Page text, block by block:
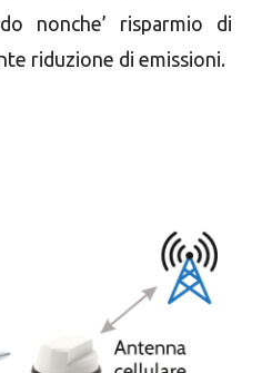
nonche’ risparmio di
riduzione di emissioni.